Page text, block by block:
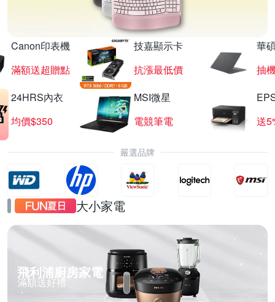
Canon印表機
滿額送超贈點
技嘉顯示卡
抗漲最低價
華
抽
24HRS內衣
均價$350
MSI微星
電競筆電
送
嚴選品牌
大小家電
飛利浦廚房家電
滿額送好禮